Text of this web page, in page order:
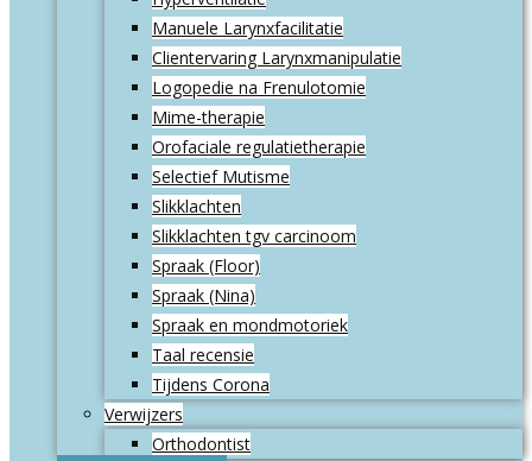
Manuele Larynxfacilitatie
Clientervaring Larynxmanipulatie
Logopedie na Frenulotomie
Mime-therapie
Orofaciale regulatietherapie
Selectief Mutisme
Slikklachten
Slikklachten tgv carcinoom
Spraak (Floor)
Spraak (Nina)
Spraak en mondmotoriek
Taal recensie
Tijdens Corona
Verwijzers
Orthodontist